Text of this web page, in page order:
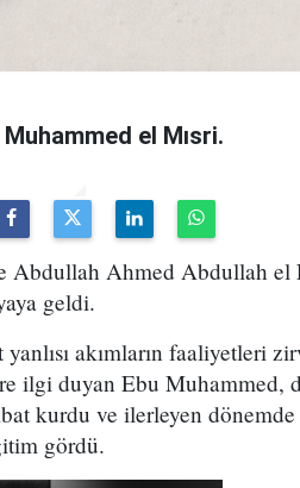
Muhammed el Mısri.
Abdullah Ahmed Abdullah
geldi.
akımların faaliyetleri
ilgi duyan Ebu Muhammed,
kurdu ve ilerleyen dönemde
gördü.